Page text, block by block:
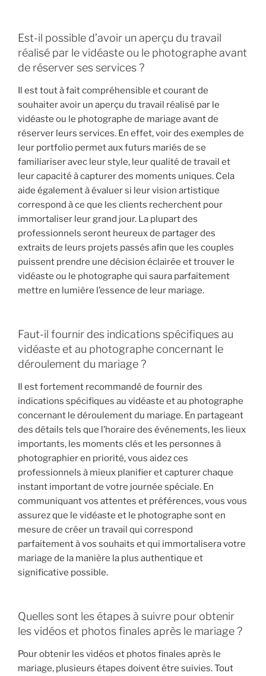
Est-il possible d’avoir un aperçu du travail
réalisé par le vidéaste ou le photographe avant
de réserver ses services ?
Il est tout à fait compréhensible et courant de
souhaiter avoir un aperçu du travail réalisé par le
vidéaste ou le photographe de mariage avant de
réserver leurs services. En effet, voir des exemples de
leur portfolio permet aux futurs mariés de se
familiariser avec leur style, leur qualité de travail et
leur capacité à capturer des moments uniques. Cela
aide également à évaluer si leur vision artistique
correspond à ce que les clients recherchent pour
immortaliser leur grand jour. La plupart des
professionnels seront heureux de partager des
extraits de leurs projets passés afin que les couples
puissent prendre une décision éclairée et trouver le
vidéaste ou le photographe qui saura parfaitement
mettre en lumière l’essence de leur mariage.
Faut-il fournir des indications spécifiques au
vidéaste et au photographe concernant le
déroulement du mariage ?
Il est fortement recommandé de fournir des
indications spécifiques au vidéaste et au photographe
concernant le déroulement du mariage. En partageant
des détails tels que l’horaire des événements, les lieux
importants, les moments clés et les personnes à
photographier en priorité, vous aidez ces
professionnels à mieux planifier et capturer chaque
instant important de votre journée spéciale. En
communiquant vos attentes et préférences, vous vous
assurez que le vidéaste et le photographe sont en
mesure de créer un travail qui correspond
parfaitement à vos souhaits et qui immortalisera votre
mariage de la manière la plus authentique et
significative possible.
Quelles sont les étapes à suivre pour obtenir
les vidéos et photos finales après le mariage ?
Pour obtenir les vidéos et photos finales après le
mariage, plusieurs étapes doivent être suivies. Tout